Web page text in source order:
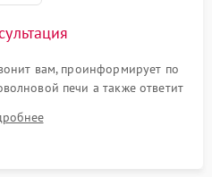
вам, проинформирует по
печи а также ответит